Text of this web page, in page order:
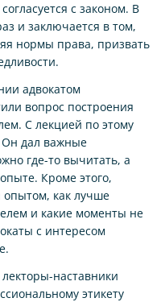
с законом. В
и заключается в том,
нормы права, призвать
адвокатом
вопрос построения
С лекцией по этому
Он дал важные
где-то вычитать, а
Кроме этого,
опытом, как лучше
и какие моменты не
с интересом
наставники
этикету